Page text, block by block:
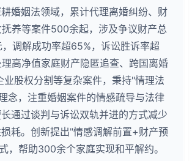
婚姻法领域，累计代理离婚纠纷、财
养等案件500余起，涉及争议财产总
调解成功率超65%，诉讼胜诉率超
高净值家庭财产隐匿追查、跨国离婚
业股权分割等复杂案件，秉持"情理法
念，注重婚姻案件的情感疏导与法律
通过谈判与诉讼双轨并进的方式减少
耗。创新提出"情感调解前置+财产预
，帮助300余个家庭实现和平解约。